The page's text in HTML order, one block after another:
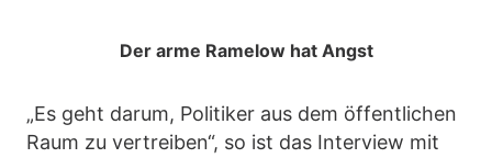
Der arme Ramelow hat Angst
„Es geht darum, Politiker aus dem öffentlichen
Raum zu vertreiben“, so ist das Interview mit